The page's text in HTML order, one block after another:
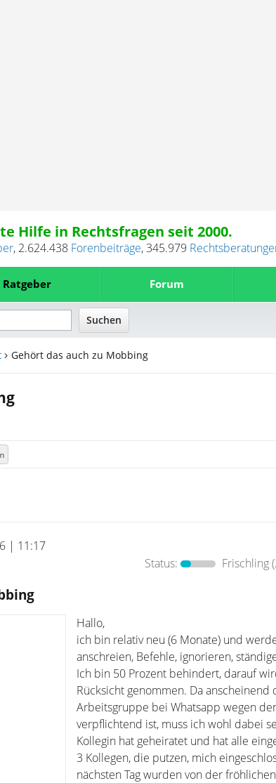
Hilfe in Rechtsfragen seit 2000.
, 2.624.438 Forenbeiträge,345.979
Ratgeber Forum
Gehört das auch zu Mobbing
| 11:17
Status:
Frischling
Hallo,
ich bin relativ neu (6 Monate) und
anschreien, Befehle, ignorieren,
Ich bin 50 Prozent behindert, darauf
Rücksicht genommen. Da anscheinend
Arbeitsgruppe bei Whatsapp wegen
verpflichtend ist, muss ich wohl dabei
Kollegin hat geheiratet und hat alle
3 Kollegen, die putzen, mich
nächsten Tag wurden von der